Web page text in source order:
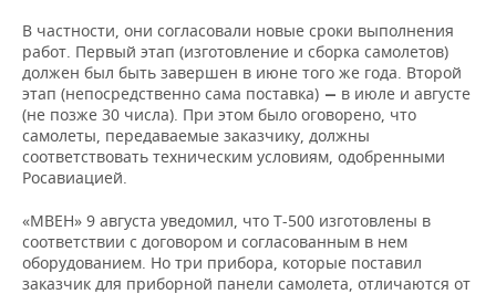
В частности, они согласовали новые сроки выполнения
работ. Первый этап (изготовление и сборка самолетов)
должен был быть завершен в июне того же года. Второй
этап (непосредственно сама поставка) — в июле и августе
(не позже 30 числа). При этом было оговорено, что
самолеты, передаваемые заказчику, должны
соответствовать техническим условиям, одобренными
Росавиацией.
«МВЕН» 9 августа уведомил, что Т-500 изготовлены в
соответствии с договором и согласованным в нем
оборудованием. Но три прибора, которые поставил
заказчик для приборной панели самолета, отличаются от